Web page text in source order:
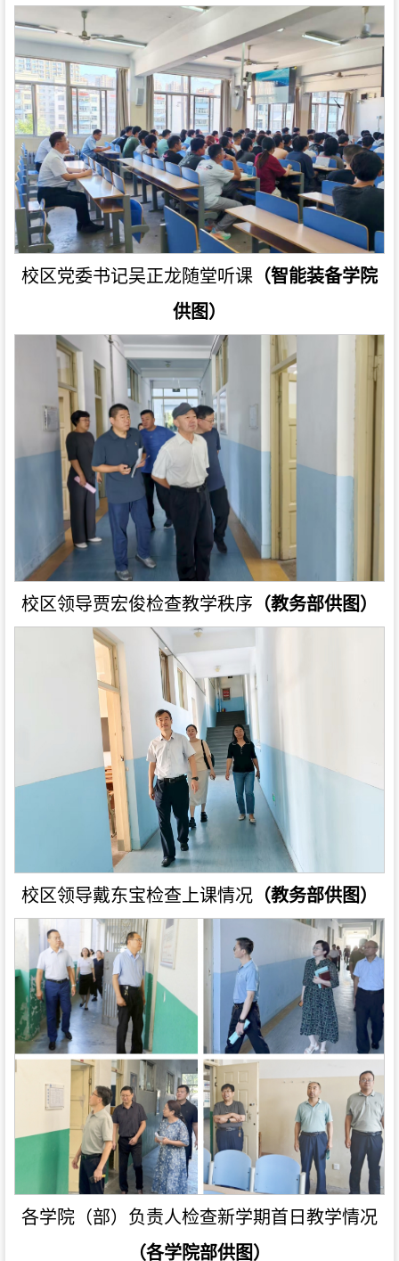
校区党委书记吴正龙随堂听课 （智能装备学院
供图）
校区领导贾宏俊检查教学秩序 （教务部供图）
校区领导戴东宝检查上课情况 （教务部供图）
各学院（部）负责人检查新学期首日教学情况
（各学院部供图）